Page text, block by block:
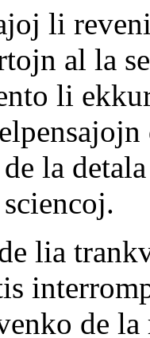
li
al la
li
la
lia
de la